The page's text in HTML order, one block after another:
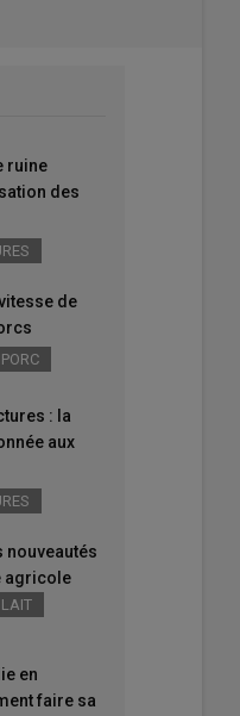
ruine
des
des
et des
de
PORC
: la
aux
?
nouveautés
agricole
LAIT
en
faire sa